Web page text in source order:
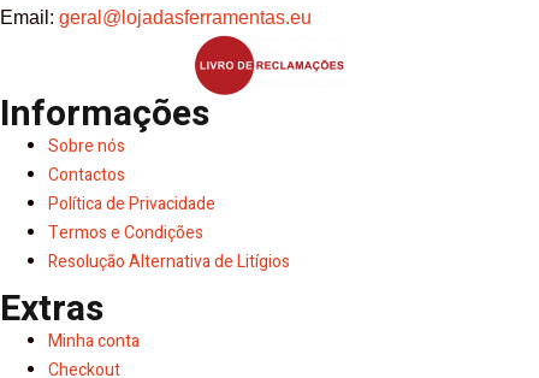
Email: geral@lojadasferramentas.eu
Informações
Sobre nós
Contactos
Política de Privacidade
Termos e Condições
Resolução Alternativa de Litígios
Extras
Minha conta
Checkout